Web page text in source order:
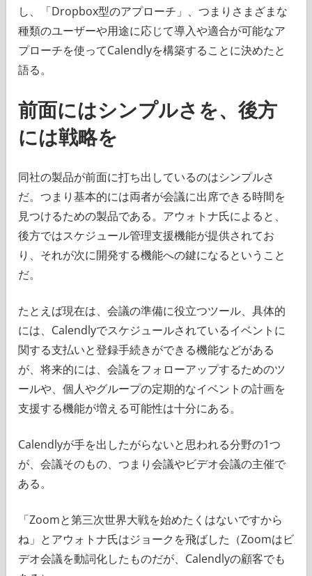
し、「Dropbox型のアプローチ」、つまりさまざまな
種類のユーザーや用途に応じて導入や適合が可能なア
プローチを使ってCalendlyを構築することに決めたと
語る。
前面にはシンプルさを、後方
には戦略を
同社の製品が前面に打ち出しているのはシンプルさ
だ。つまり基本的には両者が会議に出席できる時間を
見つけるための製品である。アウォトナ氏によると、
後方ではスケジュール管理支援機能が提供されてお
り、それが次に開発する機能への鍵になるということ
だ。
たとえば現在は、会議の準備に役立つツール、具体的
には、Calendlyでスケジュールされているイベントに
関する支払いと登録手続きができる機能などがある
が、将来的には、会議をフォローアップするためのツ
ールや、個人やグループの定期的なイベントの計画を
支援する機能が増える可能性は十分にある。
Calendlyが手を出したがらないと思われる分野の1つ
が、会議そのもの、つまり会議やビデオ会議の主催で
ある。
「Zoomと第三次世界大戦を始めたくはないですから
ね」とアウォトナ氏はジョークを飛ばした（Zoomはビ
デオ会議を動詞化したものだが、Calendlyの顧客でも